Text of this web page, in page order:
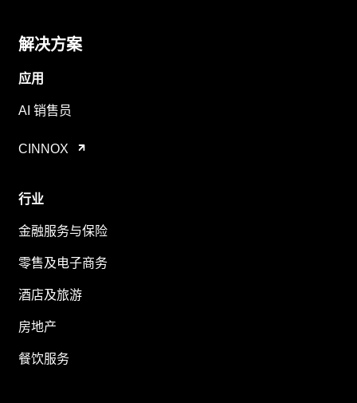
解决方案
应用
AI 销售员
CINNOX
行业
金融服务与保险
零售及电子商务
酒店及旅游
房地产
餐饮服务